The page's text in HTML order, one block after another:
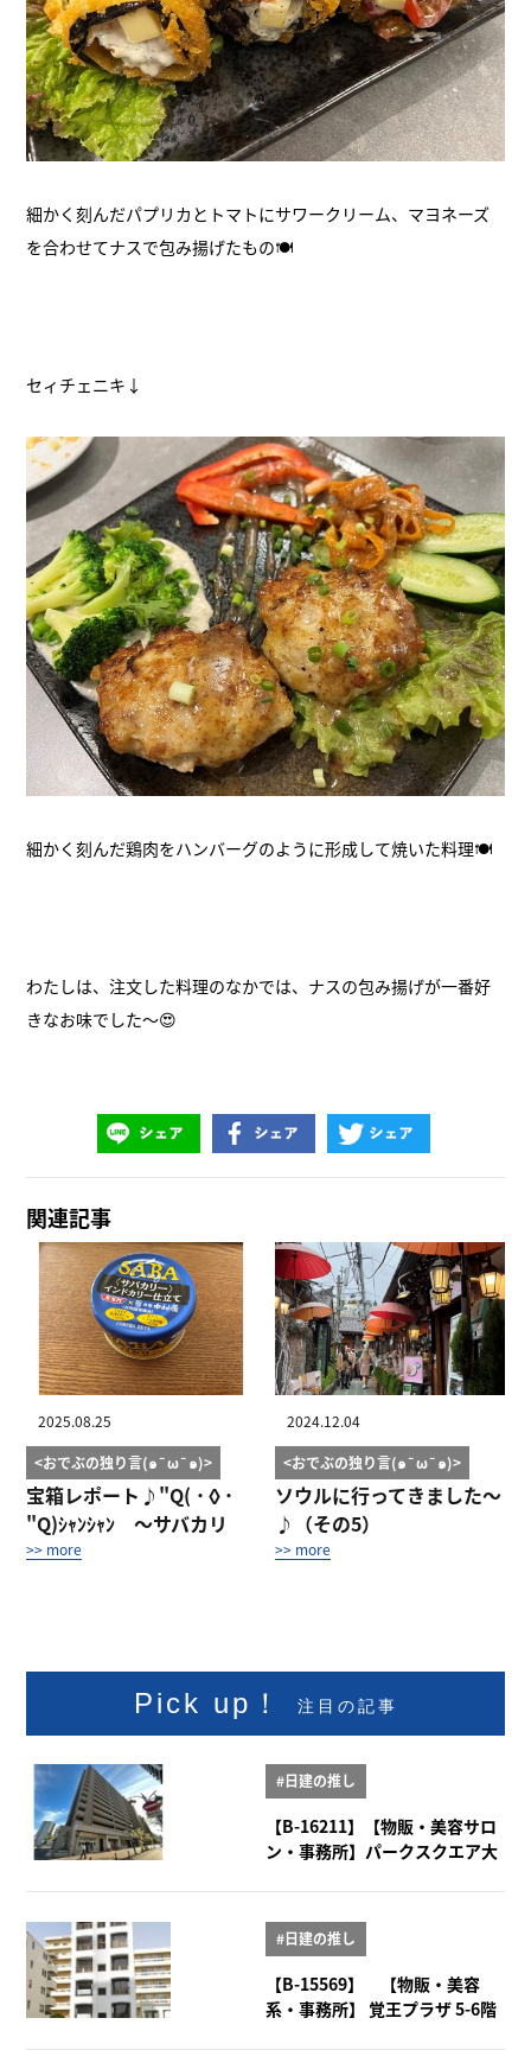
細かく刻んだパプリカとトマトにサワークリーム、マヨネーズ
を合わせてナスで包み揚げたもの🍽
セィチェニキ↓
細かく刻んだ鶏肉をハンバーグのように形成して焼いた料理🍽
わたしは、注文した料理のなかでは、ナスの包み揚げが一番好
きなお味でした～😍
関連記事
2025.08.25
<おでぶの独り言(๑¯ω¯๑)>
宝箱レポート♪"Q( ˙◊˙
"Q)ｼｬﾝｼｬﾝ ～サバカリ
ー イン...
>> more
2024.12.04
<おでぶの独り言(๑¯ω¯๑)>
ソウルに行ってきました～
♪（その5）
>> more
Pick up！ 注目の記事
#日建の推し
【B-16211】【物販・美容サロ
ン・事務所】パークスクエア大
#日建の推し
【B-15569】 【物販・美容
系・事務所】 覚王プラザ 5-6階